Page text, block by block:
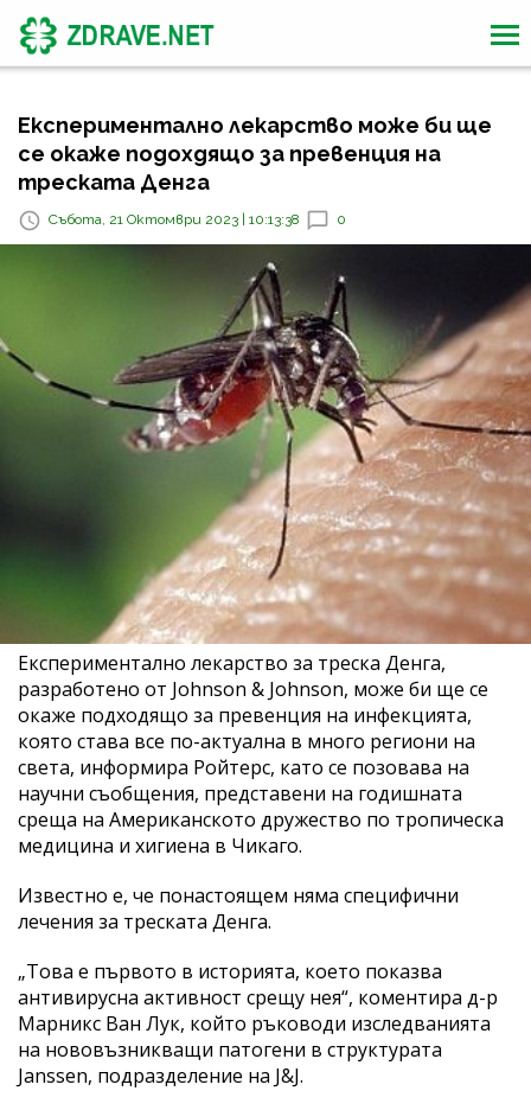
Експериментално лекарство може би ще
се окаже подохдящо за превенция на
треската Денга
Събота, 21 Октомври 2023 | 10:13:38 0
Експериментално лекарство за треска Денга,
разработено от Johnson & Johnson, може би ще се
окаже подходящо за превенция на инфекцията,
която става все по-актуална в много региони на
света, информира Ройтерс, като се позовава на
научни съобщения, представени на годишната
среща на Американското дружество по тропическа
медицина и хигиена в Чикаго.
Известно е, че понастоящем няма специфични
лечения за треската Денга.
„Това е първото в историята, което показва
антивирусна активност срещу нея“, коментира д-р
Марникс Ван Лук, който ръководи изследванията
на нововъзникващи патогени в структурата
Janssen, подразделение на J&J.